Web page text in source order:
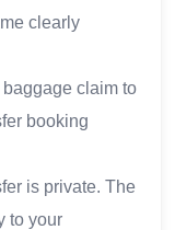
clearly
claim to
booking
is private. The
to your